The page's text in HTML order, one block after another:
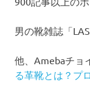
男の靴雑誌「
他、Amebaチョ
る革靴とは？プ